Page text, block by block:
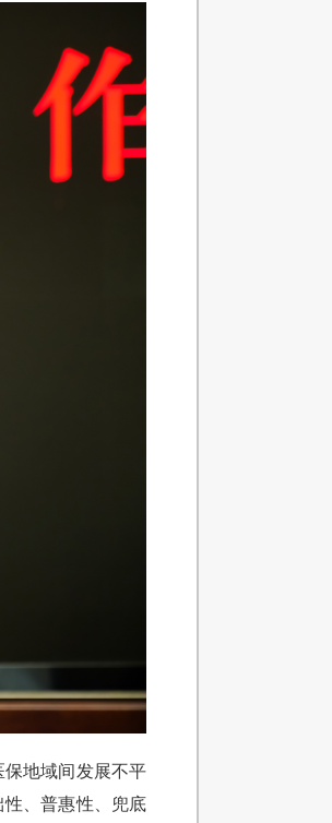
地域间发展不平
、普惠性、兜底